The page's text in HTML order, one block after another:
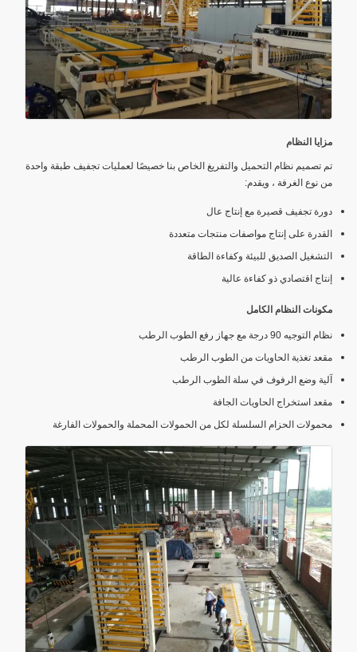
مزايا النظام
تم تصميم نظام التحميل والتفريغ الخاص بنا خصيصًا لعمليات تجفيف طبقة واحدة
من نوع الغرفة ، ويقدم:
دورة تجفيف قصيرة مع إنتاج عال
القدرة على إنتاج مواصفات منتجات متعددة
التشغيل الصديق للبيئة وكفاءة الطاقة
إنتاج اقتصادي ذو كفاءة عالية
مكونات النظام الكامل
نظام التوجيه 90 درجة مع جهاز رفع الطوب الرطب
مقعد تغذية الحاويات من الطوب الرطب
آلية وضع الرفوف في سلة الطوب الرطب
مقعد استخراج الحاويات الجافة
محمولات الحزام السلسلة لكل من الحمولات المحملة والحمولات الفارغة